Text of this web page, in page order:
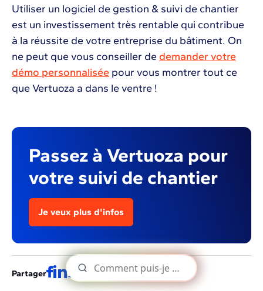
Utiliser un logiciel de gestion & suivi de chantier
est un investissement très rentable qui contribue
à la réussite de votre entreprise du bâtiment. On
ne peut que vous conseiller de demander votre
démo personnalisée pour vous montrer tout ce
que Vertuoza a dans le ventre !
Passez à Vertuoza pour
votre suivi de chantier
Je veux plus d'infos
Partager